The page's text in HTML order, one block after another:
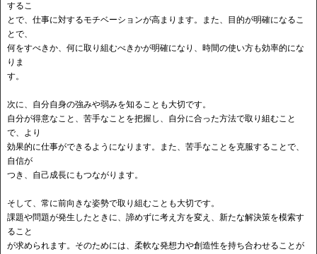
するこ
とで、仕事に対するモチベーションが高まります。また、目的が明確になるこ
とで、
何をすべきか、何に取り組むべきかが明確になり、時間の使い方も効率的にな
りま
す。
次に、自分自身の強みや弱みを知ることも大切です。
自分が得意なこと、苦手なことを把握し、自分に合った方法で取り組むこと
で、より
効果的に仕事ができるようになります。また、苦手なことを克服することで、
自信が
つき、自己成長にもつながります。
そして、常に前向きな姿勢で取り組むことも大切です。
課題や問題が発生したときに、諦めずに考え方を変え、新たな解決策を模索す
ること
が求められます。そのためには、柔軟な発想力や創造性を持ち合わせることが